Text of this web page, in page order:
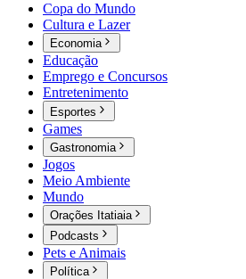
Copa do Mundo
Cultura e Lazer
Economia
Educação
Emprego e Concursos
Entretenimento
Esportes
Games
Gastronomia
Jogos
Meio Ambiente
Mundo
Orações Itatiaia
Podcasts
Pets e Animais
Política